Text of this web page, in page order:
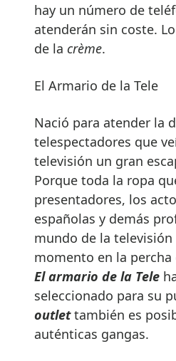
hay un número de
atenderán sin coste.
de la crème.
El Armario de la Tele
Nació para atender la
telespectadores que
televisión un gran
Porque toda la ropa
presentadores, los
españolas y demás
mundo de la
momento en la
El armario de la Tele
seleccionado para su
outlettambién es
auténticas gangas.